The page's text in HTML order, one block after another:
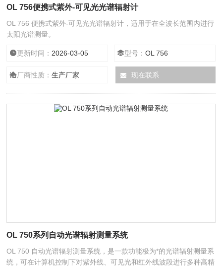
OL 756便携式紫外-可见光光谱辐射计
OL 756 便携式紫外-可见光光谱辐射计，适用于在全波长范围内进行
太阳光谱测量。
更新时间： 2026-03-05 型号：OL 756
厂商性质：生产厂家 现在联系
OL 750系列自动光谱辐射测量系统
OL 750 自动光谱辐射测量系统，是一款功能极为*的光谱辐射测量系
统，可在计算机控制下对紫外线、可见光和红外线波段进行多种高精